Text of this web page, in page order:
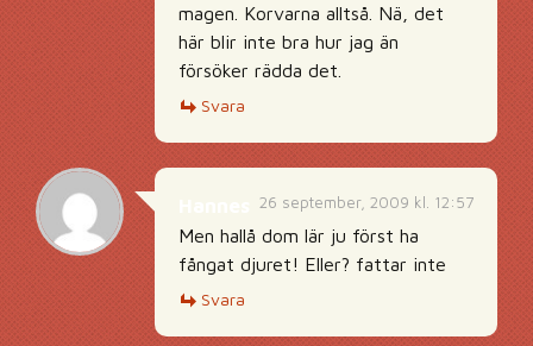
magen. Korvarna alltså. Nä, det
här blir inte bra hur jag än
försöker rädda det.
Svara
26 september, 2009 kl. 12:57
Men hallå dom lär ju först ha
fångat djuret! Eller? fattar inte
Svara